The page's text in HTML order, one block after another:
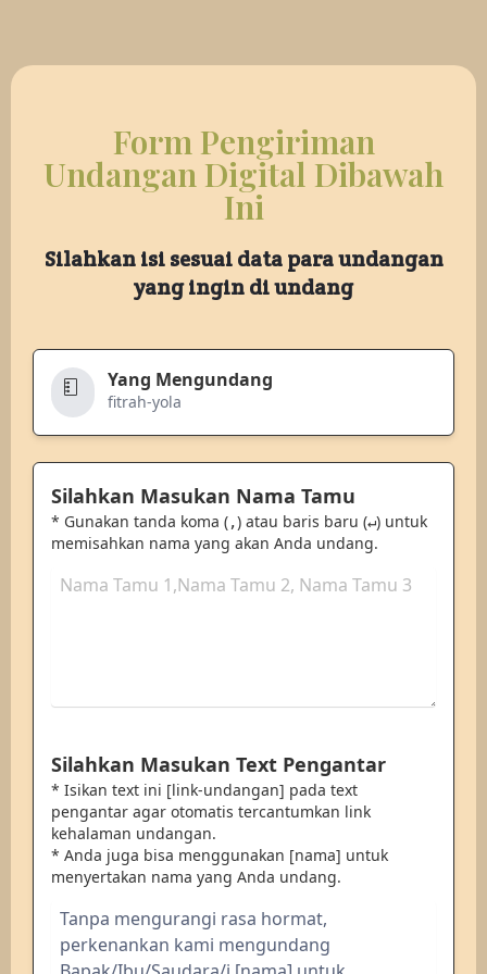
Form Pengiriman
Undangan Digital Dibawah
Ini
Silahkan isi sesuai data para undangan
yang ingin di undang
Yang Mengundang
fitrah-yola
Silahkan Masukan Nama Tamu
* Gunakan tanda koma (,) atau baris baru (↵) untuk
memisahkan nama yang akan Anda undang.
Silahkan Masukan Text Pengantar
* Isikan text ini [link-undangan] pada text
pengantar agar otomatis tercantumkan link
kehalaman undangan.
* Anda juga bisa menggunakan [nama] untuk
menyertakan nama yang Anda undang.